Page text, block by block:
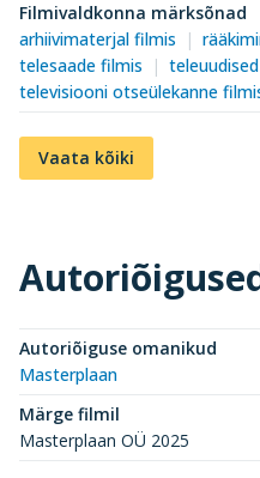
Filmivaldkonna märksõnad
arhiivimaterjal filmis
telesaade filmis
televisiooni otseülekanne
Vaata kõiki
Autoriõiguse omanikud
Masterplaan
Märge filmil
Masterplaan OÜ 2025